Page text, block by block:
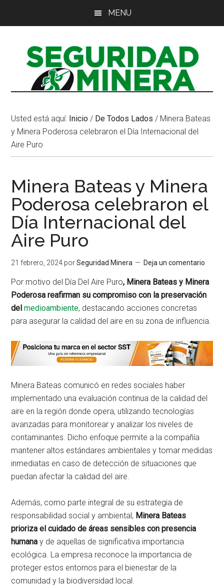
principal
MENU
Usted está aquí: Inicio / De Todos Lados / Minera Bateas
y Minera Poderosa celebraron el Día Internacional del
Aire Puro
Minera Bateas y Minera
Poderosa celebraron el
Día Internacional del
Aire Puro
21 febrero, 2024 porSeguridad Minera Deja un comentario
Por motivo del Día Del Aire Puro, Minera Bateas y Minera
Poderosa reafirman su compromiso con la preservación
delmedioambiente, destacando acciones concretas
para asegurar la calidad del aire en su zona de influencia.
Minera Bateas comunicó en redes sociales haber
implementado una evaluación continua de la calidad del
aire en la región donde opera, utilizando tecnologías
avanzadas para monitorear y analizar los niveles de
contaminantes. Dicho enfoque permite a la compañía
mantener altos estándares ambientales y tomar medidas
inmediatas en caso de detección de situaciones que
puedan afectar la calidad del aire.
Además, como parte integral de su estrategia de
responsabilidad social y ambiental, Minera Bateas
prioriza el cuidado de áreas sensibles con presencia
humana y de aquellas de significativa importancia
ecológica. La empresa reconoce la importancia de
proteger estos entornos para el bienestar de la
comunidad y la biodiversidad local.